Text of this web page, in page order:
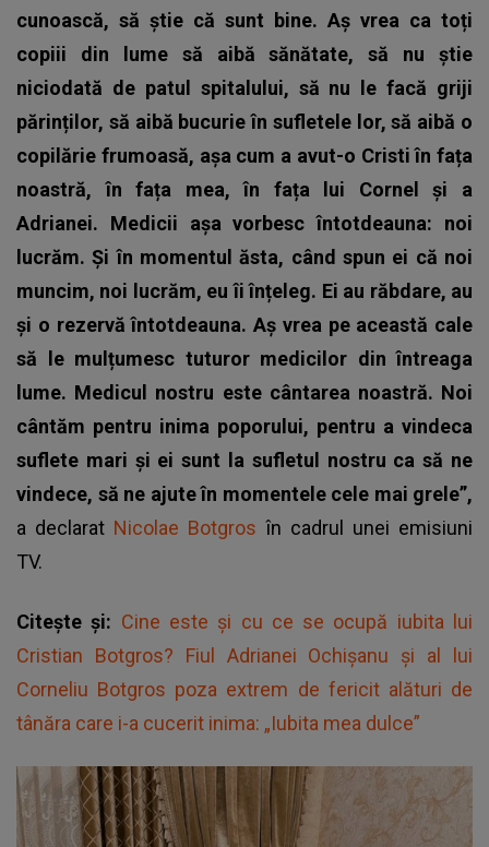
cunoască, să știe că sunt bine. Aș vrea ca toți
copiii din lume să aibă sănătate, să nu știe
niciodată de patul spitalului, să nu le facă griji
părinților, să aibă bucurie în sufletele lor, să aibă o
copilărie frumoasă, așa cum a avut-o Cristi în fața
noastră, în fața mea, în fața lui Cornel și a
Adrianei. Medicii așa vorbesc întotdeauna: noi
lucrăm. Și în momentul ăsta, când spun ei că noi
muncim, noi lucrăm, eu îi înțeleg. Ei au răbdare, au
și o rezervă întotdeauna. Aș vrea pe această cale
să le mulțumesc tuturor medicilor din întreaga
lume. Medicul nostru este cântarea noastră. Noi
cântăm pentru inima poporului, pentru a vindeca
suflete mari și ei sunt la sufletul nostru ca să ne
vindece, să ne ajute în momentele cele mai grele”,
a declarat Nicolae Botgros în cadrul unei emisiuni
TV.
Citește și: Cine este și cu ce se ocupă iubita lui
Cristian Botgros? Fiul Adrianei Ochișanu și al lui
Corneliu Botgros poza extrem de fericit alături de
tânăra care i-a cucerit inima: „Iubita mea dulce”